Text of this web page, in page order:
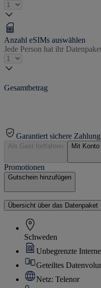
Anzahl eSIMs auswählen
Jede Person hat ihr
Gesamtbetrag
Garantiert sichere Zahlung
Als Gast fortfahren Mit Konto
Promotionen
Gutschein hinzufügen
Übersicht über das Datenpaket
Schweden
Unbegrenzte
Geteiltes
Netz: Telenor